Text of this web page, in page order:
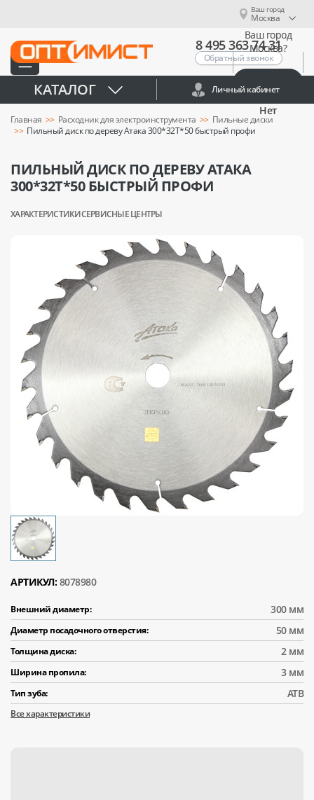
Ваш город
Москва
Ваш город
Москва?
Нет
8 495 363 74 31
Обратный звонок
КАТАЛОГ Личный кабинет
Главная Расходник для электроинструмента
Пильные диски
Пильный диск по дереву Атака 300*32T*50 быстрый профи
ПИЛЬНЫЙ ДИСК ПО ДЕРЕВУ АТАКА
300*32T*50 БЫСТРЫЙ ПРОФИ
ХАРАКТЕРИСТИКИСЕРВИСНЫЕ ЦЕНТРЫ
АРТИКУЛ: 8078980
Внешний диаметр: 300 мм
Диаметр посадочного отверстия: 50 мм
Толщина диска: 2 мм
Ширина пропила: 3 мм
Тип зуба: АТВ
Все характеристики